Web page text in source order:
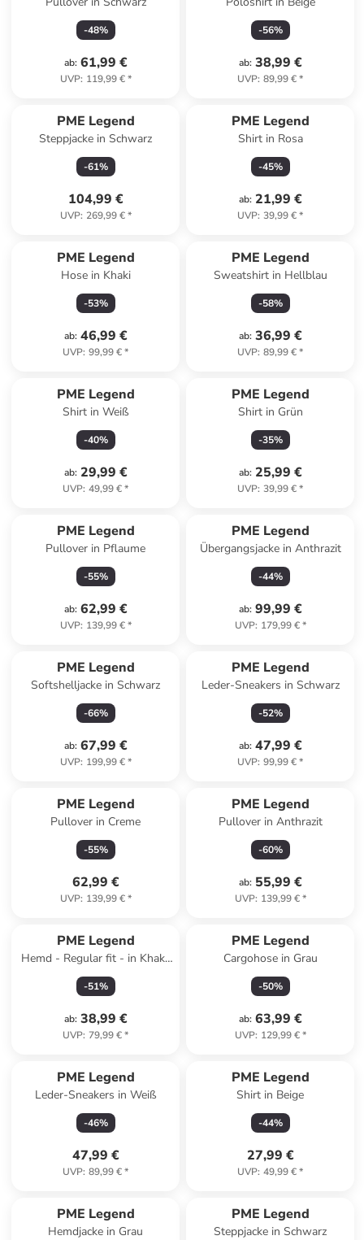
-48%
ab: 61,99 €
UVP: 119,99 €*
-56%
ab: 38,99 €
UVP: 89,99 €*
PME Legend
Steppjacke in Schwarz
-61%
104,99 €
UVP: 269,99 €*
PME Legend
Shirt in Rosa
-45%
ab: 21,99 €
UVP: 39,99 €*
PME Legend
Hose in Khaki
-53%
ab: 46,99 €
UVP: 99,99 €*
PME Legend
Sweatshirt in Hellblau
-58%
ab: 36,99 €
UVP: 89,99 €*
PME Legend
Shirt in Weiß
-40%
ab: 29,99 €
UVP: 49,99 €*
PME Legend
Shirt in Grün
-35%
ab: 25,99 €
UVP: 39,99 €*
PME Legend
Pullover in Pflaume
-55%
ab: 62,99 €
UVP: 139,99 €*
PME Legend
Übergangsjacke in Anthrazit
-44%
ab: 99,99 €
UVP: 179,99 €*
PME Legend
Softshelljacke in Schwarz
-66%
ab: 67,99 €
UVP: 199,99 €*
PME Legend
Leder-Sneakers in Schwarz
-52%
ab: 47,99 €
UVP: 99,99 €*
PME Legend
Pullover in Creme
-55%
62,99 €
UVP: 139,99 €*
PME Legend
Pullover in Anthrazit
-60%
ab: 55,99 €
UVP: 139,99 €*
PME Legend
Hemd - Regular fit - in Khaki/
Schwarz
-51%
ab: 38,99 €
UVP: 79,99 €*
PME Legend
Cargohose in Grau
-50%
ab: 63,99 €
UVP: 129,99 €*
PME Legend
Leder-Sneakers in Weiß
-46%
47,99 €
UVP: 89,99 €*
PME Legend
Shirt in Beige
-44%
27,99 €
UVP: 49,99 €*
PME Legend
Hemdjacke in Grau
PME Legend
Steppjacke in Schwarz